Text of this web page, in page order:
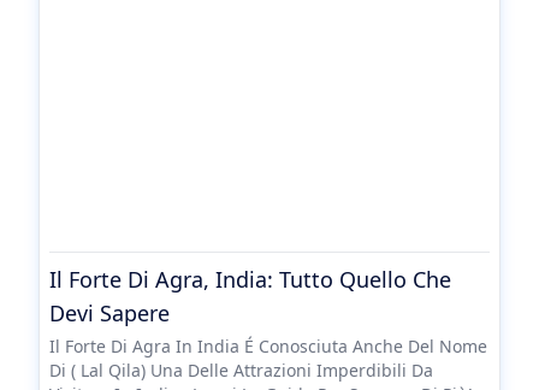
Il Forte Di Agra, India: Tutto Quello Che
Devi Sapere
Il Forte Di Agra In India É Conosciuta Anche Del Nome
Di ( Lal Qila) Una Delle Attrazioni Imperdibili Da